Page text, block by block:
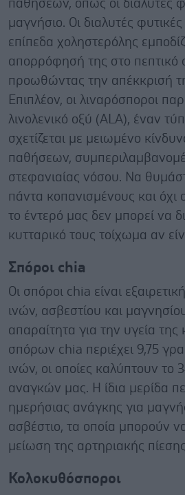
παθήσεων, όπως οι διαλυτές
μαγνήσιο. Οι διαλυτές
επίπεδα χοληστερόλης
απορρόφησή της στο πεπτικό
προωθώντας την απέκκρισή
Επιπλέον, οι λιναρόσποροι
λινολενικό οξύ (ALA), έναν
σχετίζεται με μειωμένο
παθήσεων,
στεφανιαίας νόσου. Να
πάντα κοπανισμένους και
το έντερό μας δεν μπορεί να
κυτταρικό τους τοίχωμα αν
Σπόροι chia
Οι σπόροι chia είναι
ινών, ασβεστίου και
απαραίτητα για την υγεία της
σπόρων chia περιέχει 9,75
ινών, οι οποίες καλύπτουν το
αναγκών μας. Η ίδια μερίδα
ημερήσιας ανάγκης για
ασβέστιο, τα οποία μπορούν
μείωση της αρτηριακής
Κολοκυθόσποροι